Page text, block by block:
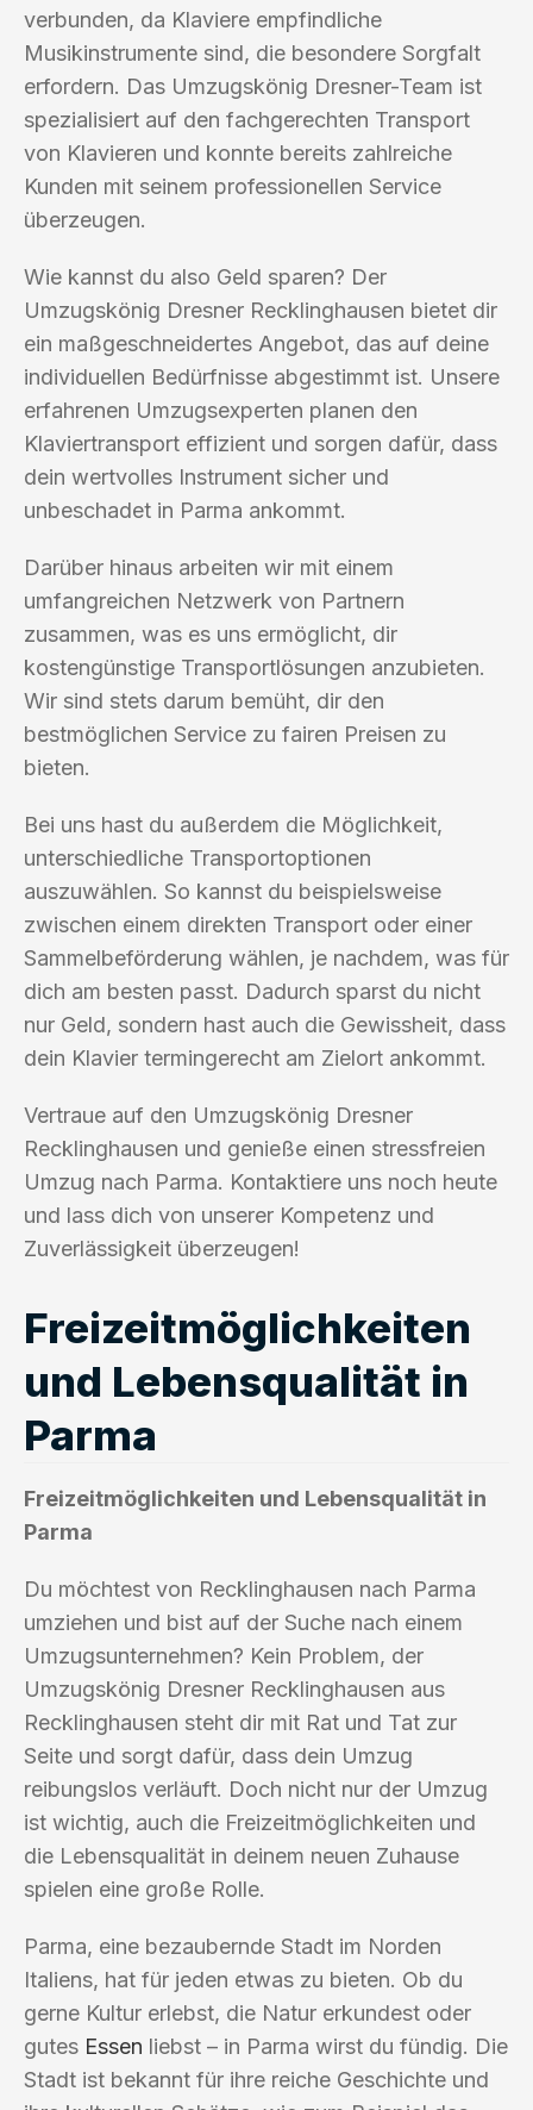
verbunden, da Klaviere empfindliche
Musikinstrumente sind, die besondere Sorgfalt
erfordern. Das Umzugskönig Dresner-Team ist
spezialisiert auf den fachgerechten Transport
von Klavieren und konnte bereits zahlreiche
Kunden mit seinem professionellen Service
überzeugen.
Wie kannst du also Geld sparen? Der
Umzugskönig Dresner Recklinghausen bietet dir
ein maßgeschneidertes Angebot, das auf deine
individuellen Bedürfnisse abgestimmt ist. Unsere
erfahrenen Umzugsexperten planen den
Klaviertransport effizient und sorgen dafür, dass
dein wertvolles Instrument sicher und
unbeschadet in Parma ankommt.
Darüber hinaus arbeiten wir mit einem
umfangreichen Netzwerk von Partnern
zusammen, was es uns ermöglicht, dir
kostengünstige Transportlösungen anzubieten.
Wir sind stets darum bemüht, dir den
bestmöglichen Service zu fairen Preisen zu
bieten.
Bei uns hast du außerdem die Möglichkeit,
unterschiedliche Transportoptionen
auszuwählen. So kannst du beispielsweise
zwischen einem direkten Transport oder einer
Sammelbeförderung wählen, je nachdem, was für
dich am besten passt. Dadurch sparst du nicht
nur Geld, sondern hast auch die Gewissheit, dass
dein Klavier termingerecht am Zielort ankommt.
Vertraue auf den Umzugskönig Dresner
Recklinghausen und genieße einen stressfreien
Umzug nach Parma. Kontaktiere uns noch heute
und lass dich von unserer Kompetenz und
Zuverlässigkeit überzeugen!
Freizeitmöglichkeiten
und Lebensqualität in
Parma
Freizeitmöglichkeiten und Lebensqualität in
Parma
Du möchtest von Recklinghausen nach Parma
umziehen und bist auf der Suche nach einem
Umzugsunternehmen? Kein Problem, der
Umzugskönig Dresner Recklinghausen aus
Recklinghausen steht dir mit Rat und Tat zur
Seite und sorgt dafür, dass dein Umzug
reibungslos verläuft. Doch nicht nur der Umzug
ist wichtig, auch die Freizeitmöglichkeiten und
die Lebensqualität in deinem neuen Zuhause
spielen eine große Rolle.
Parma, eine bezaubernde Stadt im Norden
Italiens, hat für jeden etwas zu bieten. Ob du
gerne Kultur erlebst, die Natur erkundest oder
gutes Essen liebst – in Parma wirst du fündig. Die
Stadt ist bekannt für ihre reiche Geschichte und